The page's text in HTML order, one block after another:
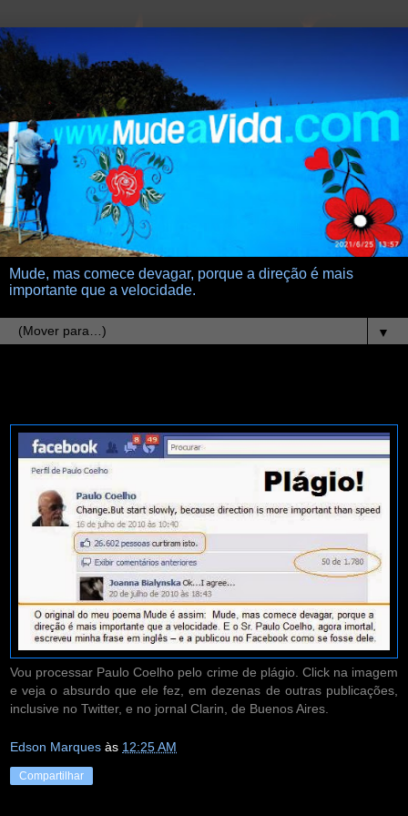
Mude, mas comece devagar, porque a direção é mais
importante que a velocidade.
▼
Vou processar Paulo Coelho pelo crime de plágio. Click na imagem
e veja o absurdo que ele fez, em dezenas de outras publicações,
inclusive no Twitter, e no jornal Clarin, de Buenos Aires.
Edson Marques às 12:25 AM
Compartilhar